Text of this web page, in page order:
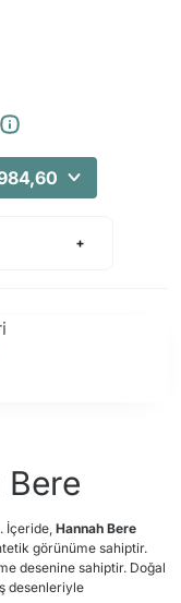
Bere
İçeride, Hannah Bere
görünüme sahiptir.
desenine sahiptir. Doğal
desenleriyle